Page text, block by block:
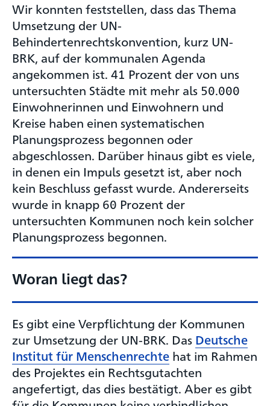
Wir konnten feststellen, dass das Thema
Umsetzung der UN-
Behindertenrechtskonvention, kurz UN-
BRK, auf der kommunalen Agenda
angekommen ist. 41 Prozent der von uns
untersuchten Städte mit mehr als 50.000
Einwohnerinnen und Einwohnern und
Kreise haben einen systematischen
Planungsprozess begonnen oder
abgeschlossen. Darüber hinaus gibt es viele,
in denen ein Impuls gesetzt ist, aber noch
kein Beschluss gefasst wurde. Andererseits
wurde in knapp 60 Prozent der
untersuchten Kommunen noch kein solcher
Planungsprozess begonnen.
Woran liegt das?
Es gibt eine Verpflichtung der Kommunen
zur Umsetzung der UN-BRK. Das Deutsche
Institut für Menschenrechte hat im Rahmen
des Projektes ein Rechtsgutachten
angefertigt, das dies bestätigt. Aber es gibt